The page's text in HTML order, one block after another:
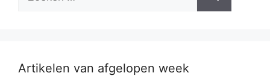
Artikelen van afgelopen week